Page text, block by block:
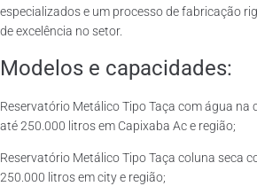
especializados e um processo de fabricação
de excelência no setor.
Modelos e capacidades:
Reservatório Metálico Tipo Taça com água na
até 250.000 litros em Capixaba Ac e região;
Reservatório Metálico Tipo Taça coluna seca
250.000 litros em city e região;